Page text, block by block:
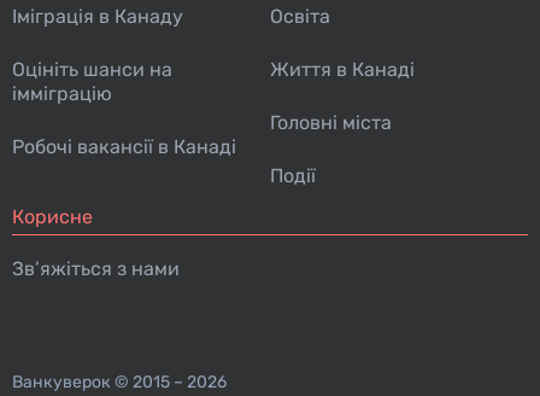
Іміграція в Канаду
Оцініть шанси на
імміграцію
Робочі вакансії в Канаді
Освіта
Життя в Канаді
Головні міста
Події
Корисне
Зв’яжіться з нами
Ванкуверок © 2015 – 2026